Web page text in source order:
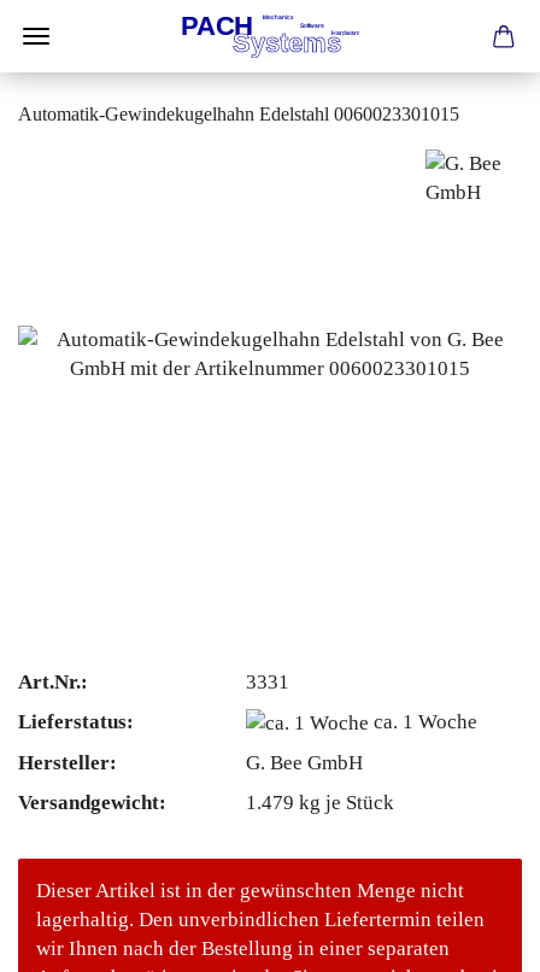
Automatik-Gewindekugelhahn Edelstahl 0060023301015
Art.Nr.:
3331
Lieferstatus:
ca. 1 Woche
Hersteller:
G. Bee GmbH
Versandgewicht:
1.479 kg je Stück
Dieser Artikel ist in der gewünschten Menge nicht
lagerhaltig. Den unverbindlichen Liefertermin teilen
wir Ihnen nach der Bestellung in einer separaten